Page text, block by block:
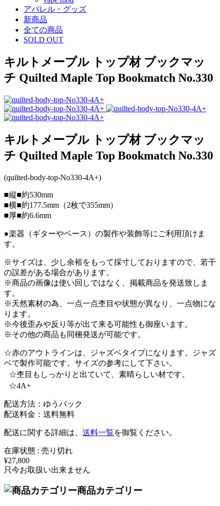
アパレル・グッズ
新商品
全ての商品
SOLD OUT
キルトメープル トップ材 ブックマッ
チ Quilted Maple Top Bookmatch No.330
キルトメープル トップ材 ブックマッ
チ Quilted Maple Top Bookmatch No.330
(quilted-body-top-No330-4A+)
■縦■約530mm
■横■約177.5mm（2枚で355mm）
■厚■約6.6mm
●楽器（ギターやベース）の製作や装飾等にご利用頂けま
す。
※サイズは、少し余裕をもって採寸しておりますので、若干
の誤差がある場合があります。
※商品の画像は使い回しではなく、掲載商品を発送致しま
す。
※天然素材の為、一点一点杢目や状態が異なり、一点物にな
ります。
※今後歪みや反り等が出て来る可能性も御座います。
※その他の商品も同梱発送が可能です。
☆赤のアウトラインは、ジャズベタイプになります。ジャズ
ベで製作可能です。サイズの参考にして下さい。
☆杢目もしっかりと出ていて、素晴らしい材です。
☆4A+
配送方法：ゆうパック
配送料金：送料無料
配送に関する詳細は、 送料一覧を御覧ください。
在庫状態 : 売り切れ
¥27,800
只今お取扱い出来ません
商品カテゴリー